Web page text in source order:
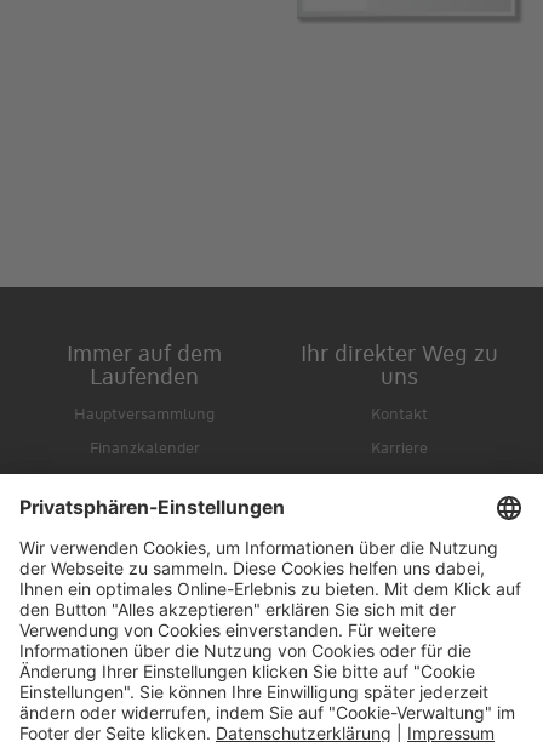
Immer auf dem
Laufenden
Hauptversammlung
Finanzkalender
Ihr direkter Weg zu
uns
Kontakt
Karriere